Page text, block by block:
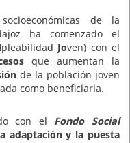
de la
ha comenzado el
pleabilidad Joven) con el
que aumentan la
de la población joven
como beneficiaria.
con el Fondo Social
adaptación y la puesta